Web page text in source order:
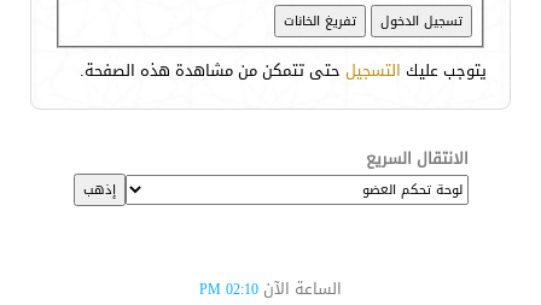
يتوجب عليك التسجيل حتى تتمكن من مشاهدة هذه الصفحة.
الانتقال السريع
الساعة الآن 02:10 PM